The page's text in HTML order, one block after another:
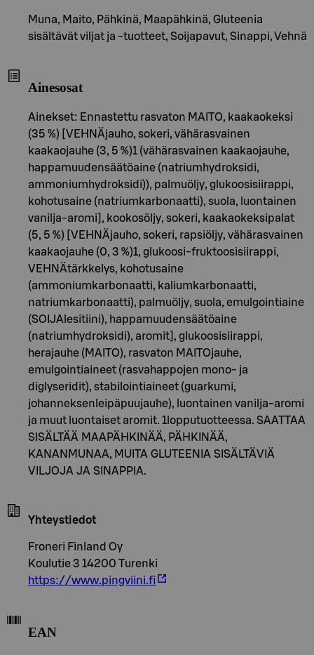
Muna, Maito, Pähkinä, Maapähkinä, Gluteenia
sisältävät viljat ja -tuotteet, Soijapavut, Sinappi, Vehnä
Ainesosat
Ainekset: Ennastettu rasvaton MAITO, kaakaokeksi
(35 %) [VEHNÄjauho, sokeri, vähärasvainen
kaakaojauhe (3, 5 %)1 (vähärasvainen kaakaojauhe,
happamuudensäätöaine (natriumhydroksidi,
ammoniumhydroksidi)), palmuöljy, glukoosisiirappi,
kohotusaine (natriumkarbonaatti), suola, luontainen
vanilja-aromi], kookosöljy, sokeri, kaakaokeksipalat
(5, 5 %) [VEHNÄjauho, sokeri, rapsiöljy, vähärasvainen
kaakaojauhe (0, 3 %)1, glukoosi-fruktoosisiirappi,
VEHNÄtärkkelys, kohotusaine
(ammoniumkarbonaatti, kaliumkarbonaatti,
natriumkarbonaatti), palmuöljy, suola, emulgointiaine
(SOIJAlesitiini), happamuudensäätöaine
(natriumhydroksidi), aromit], glukoosisiirappi,
herajauhe (MAITO), rasvaton MAITOjauhe,
emulgointiaineet (rasvahappojen mono- ja
diglyseridit), stabilointiaineet (guarkumi,
johanneksenleipäpuujauhe), luontainen vanilja-aromi
ja muut luontaiset aromit. 1lopputuotteessa. SAATTAA
SISÄLTÄÄ MAAPÄHKINÄÄ, PÄHKINÄÄ,
KANANMUNAA, MUITA GLUTEENIA SISÄLTÄVIÄ
VILJOJA JA SINAPPIA.
Yhteystiedot
Froneri Finland Oy
Koulutie 3 14200 Turenki
https://www.pingviini.fi
EAN